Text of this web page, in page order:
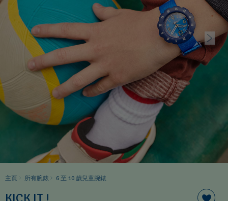
主頁 所有腕錶 6 至 10 歲兒童腕錶
KICK IT !